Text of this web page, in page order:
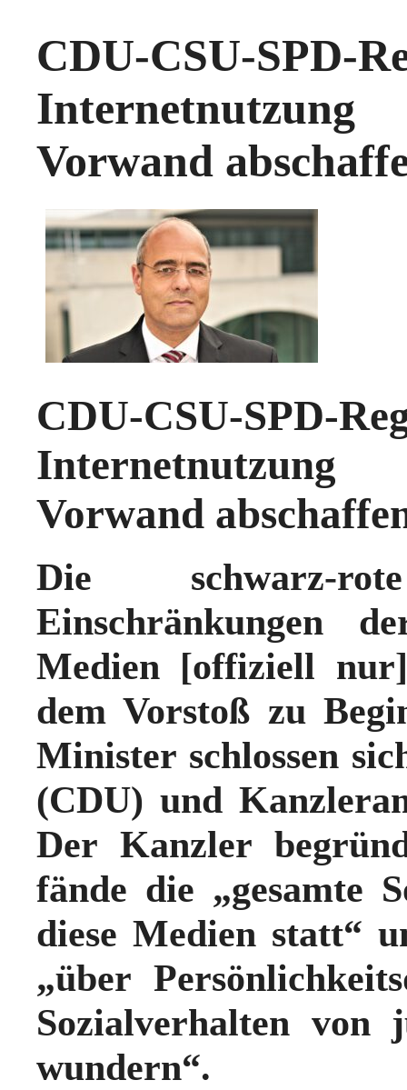
CDU-CSU-
Internetnutzung
Vorwand
CDU-CSU-
Internetnutzung
Vorwand
Die schwarz-
Einschränkungen
Medien [offiziell
dem Vorstoß zu
Minister schlossen
(CDU) und
Der Kanzler
fände die „gesamte
diese Medien statt“
„über
Sozialverhalten von
wundern“.